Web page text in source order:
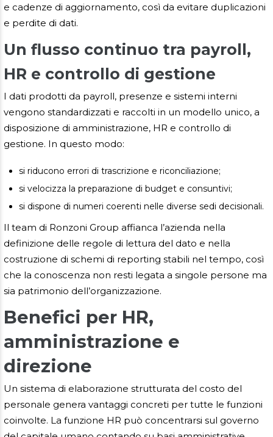
e cadenze di aggiornamento, così da evitare duplicazioni
e perdite di dati.
Un flusso continuo tra payroll,
HR e controllo di gestione
I dati prodotti da payroll, presenze e sistemi interni
vengono standardizzati e raccolti in un modello unico, a
disposizione di amministrazione, HR e controllo di
gestione. In questo modo:
si riducono errori di trascrizione e riconciliazione;
si velocizza la preparazione di budget e consuntivi;
si dispone di numeri coerenti nelle diverse sedi decisionali.
Il team di Ronzoni Group affianca l’azienda nella
definizione delle regole di lettura del dato e nella
costruzione di schemi di reporting stabili nel tempo, così
che la conoscenza non resti legata a singole persone ma
sia patrimonio dell’organizzazione.
Benefici per HR,
amministrazione e
direzione
Un sistema di elaborazione strutturata del costo del
personale genera vantaggi concreti per tutte le funzioni
coinvolte. La funzione HR può concentrarsi sul governo